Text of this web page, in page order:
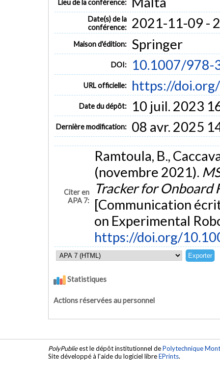
Lieu de la conférence:
Date(s) de la
conférence:
2021-11-09 -
Maison d'édition: Springer
DOI: 10.1007/978-
URL officielle: https://
Date du dépôt: 10 juil. 2023
Dernière modification: 08 avr. 2025
Citer en
APA 7:
Ramtoula, B.,
(novembre 2021).
Tracker for Onboard
[Communication
on Experimental
https://doi.org/
Statistiques
Actions réservées au personnel
PolyPublieest le dépôt institutionnel dePolytechnique
Site développé à l'aide du logiciel libreEPrints.